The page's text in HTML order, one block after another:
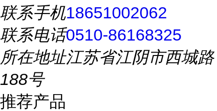
联系手机18651002062
联系电话0510-86168325
所在地址江苏省江阴市西城路
188号
推荐产品